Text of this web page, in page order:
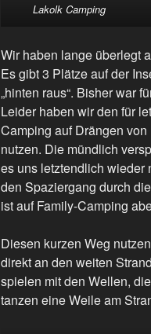
Lakolk Camping
Wir haben lange überlegt
Es gibt 3 Plätze auf der
„hinten raus“. Bisher war
Leider haben wir den für
Camping auf Drängen
nutzen. Die mündlich
es uns letztendlich wieder
den Spaziergang durch
ist auf Family-Camping
Diesen kurzen Weg
direkt an den weiten
spielen mit den Wellen,
tanzen eine Weile am